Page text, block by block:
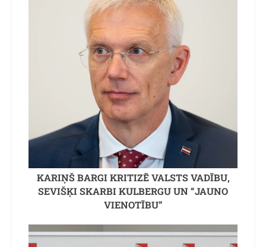
KARIŅŠ BARGI KRITIZĒ VALSTS VADĪBU,
SEVIŠĶI SKARBI KULBERGU UN “JAUNO
VIENOTĪBU”